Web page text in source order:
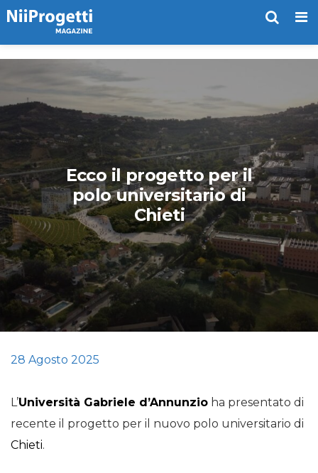
Ecco il progetto per il
polo universitario di
Chieti
28 Agosto 2025
L’Università Gabriele d’Annunzio ha presentato di
recente il progetto per il nuovo polo universitario di
Chieti.